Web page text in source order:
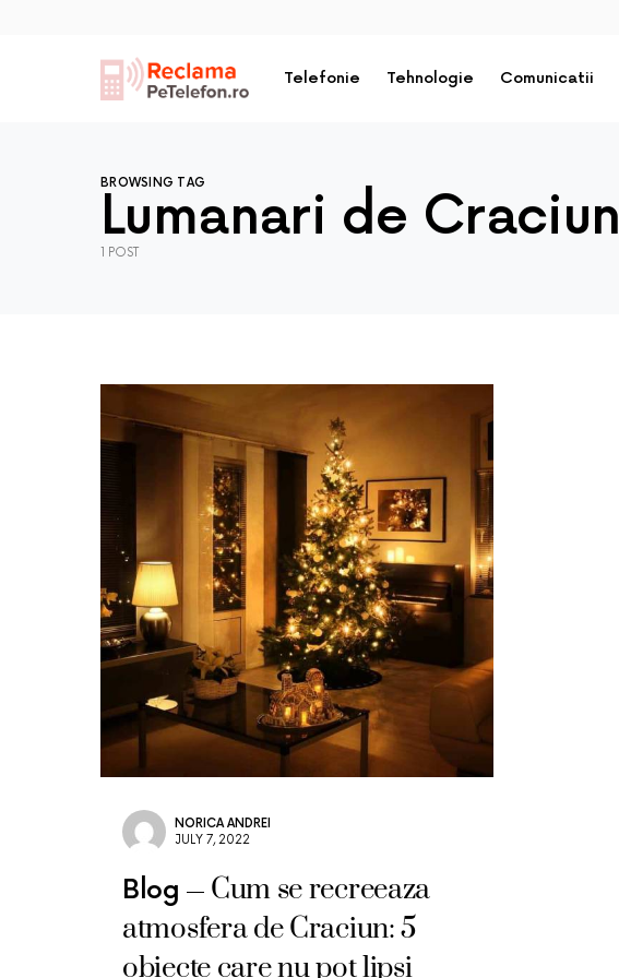
Telefonie Tehnologie Comunicatii
BROWSING TAG
Lumanari de Craciun
1 POST
NORICA ANDREI
JULY 7, 2022
Blog
Cum se recreeaza
atmosfera de Craciun: 5
obiecte care nu pot lipsi